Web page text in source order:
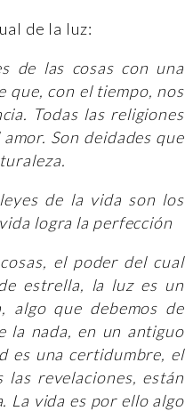
de la luz:
de las cosas con una
que, con el tiempo, nos
Todas las religiones
Son deidades que
de la vida son los
logra la perfección
el poder del cual
estrella, la luz es un
algo que debemos de
la nada, en un antiguo
es una certidumbre, el
revelaciones, están
La vida es por ello algo